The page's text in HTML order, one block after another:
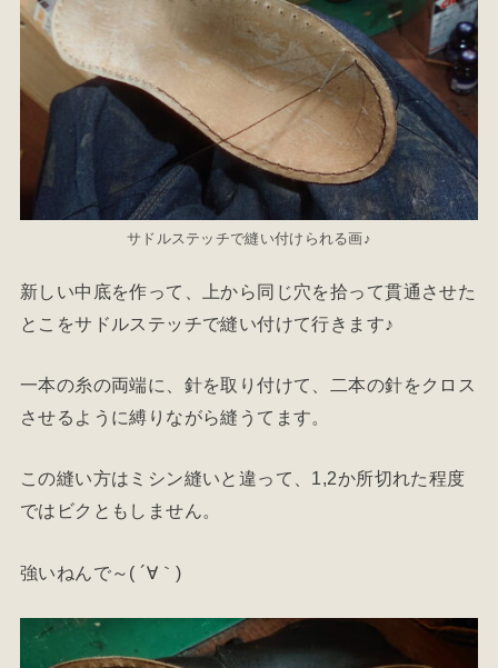
サドルステッチで縫い付けられる画♪
新しい中底を作って、上から同じ穴を拾って貫通させた
とこをサドルステッチで縫い付けて行きます♪
一本の糸の両端に、針を取り付けて、二本の針をクロス
させるように縛りながら縫うてます。
この縫い方はミシン縫いと違って、1,2か所切れた程度
ではビクともしません。
強いねんで～( ´∀｀)